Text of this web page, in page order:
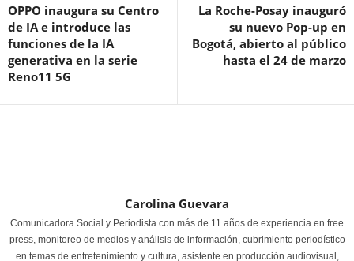
OPPO inaugura su Centro
de IA e introduce las
funciones de la IA
generativa en la serie
Reno11 5G
La Roche-Posay inauguró
su nuevo Pop-up en
Bogotá, abierto al público
hasta el 24 de marzo
Carolina Guevara
Comunicadora Social y Periodista con más de 11 años de experiencia en free
press, monitoreo de medios y análisis de información, cubrimiento periodístico
en temas de entretenimiento y cultura, asistente en producción audiovisual,